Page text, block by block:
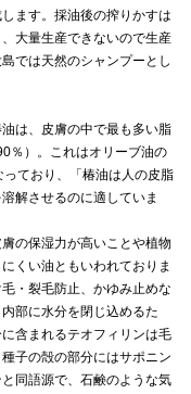
ます。採油後の搾りかすは
大量生産できないので生産
では天然のシャンプーとし
は、皮膚の中で最も多い脂
％）。これはオリーブ油の
ており、「椿油は人の皮脂
解させるのに適していま
の保湿力が高いことや植物
くい油ともいわれておりま
・裂毛防止、かゆみ止めな
部に水分を閉じ込めるた
含まれるテオフィリンは毛
子の殻の部分にはサポニン
同語源で、石鹸のような気